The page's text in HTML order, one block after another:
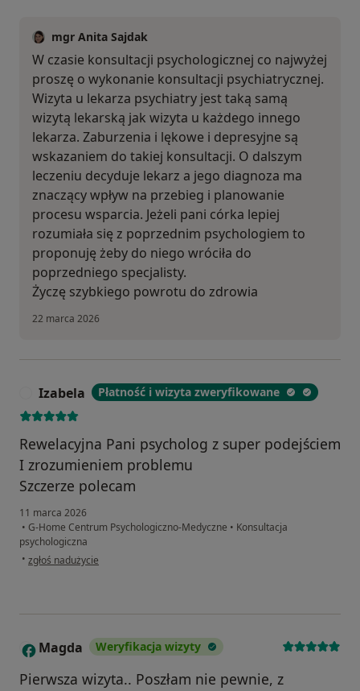
mgr Anita Sajdak
W czasie konsultacji psychologicznej co najwyżej
proszę o wykonanie konsultacji psychiatrycznej.
Wizyta u lekarza psychiatry jest taką samą
wizytą lekarską jak wizyta u każdego innego
lekarza. Zaburzenia i lękowe i depresyjne są
wskazaniem do takiej konsultacji. O dalszym
leczeniu decyduje lekarz a jego diagnoza ma
znaczący wpływ na przebieg i planowanie
procesu wsparcia. Jeżeli pani córka lepiej
rozumiała się z poprzednim psychologiem to
proponuję żeby do niego wróciła do
poprzedniego specjalisty.
Życzę szybkiego powrotu do zdrowia
22 marca 2026
Izabela Płatność i wizyta zweryfikowane
Rewelacyjna Pani psycholog z super podejściem
I zrozumieniem problemu
Szczerze polecam
11 marca 2026
• G-Home Centrum Psychologiczno-Medyczne • Konsultacja
psychologiczna
• w opinii użytkownika Izabela
zgłoś nadużycie
M Magda Weryfikacja wizyty
Pierwsza wizyta.. Poszłam nie pewnie, z